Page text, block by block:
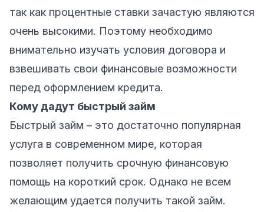
так как процентные ставки зачастую являются
очень высокими. Поэтому необходимо
внимательно изучать условия договора и
взвешивать свои финансовые возможности
перед оформлением кредита.
Кому дадут быстрый займ
Быстрый займ – это достаточно популярная
услуга в современном мире, которая
позволяет получить срочную финансовую
помощь на короткий срок. Однако не всем
желающим удается получить такой займ.